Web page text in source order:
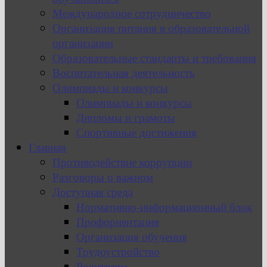
Международное сотрудничество
Организация питания в образовательной
организации
Образовательные стандарты и требования
Воспитательная деятельность
Олимпиады и конкурсы
Олимпиады и конкурсы
Дипломы и грамоты
Спортивные достижения
Главная
Противодействие коррупции
Разговоры о важном
Доступная среда
Нормативно-информационный блок
Профориентация
Организация обучения
Трудоустройство